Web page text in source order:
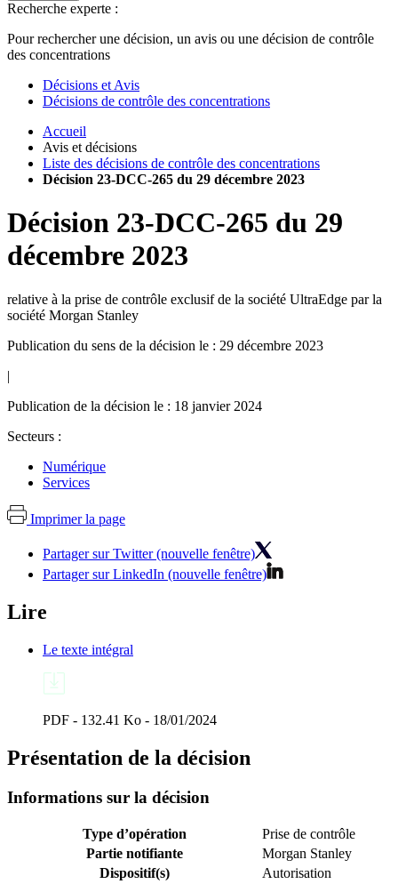
Recherche experte :
Pour rechercher une décision, un avis ou une décision de contrôle
des concentrations
Décisions et Avis
Décisions de contrôle des concentrations
Accueil
Avis et décisions
Liste des décisions de contrôle des concentrations
Décision 23-DCC-265 du 29 décembre 2023
Décision 23-DCC-265 du 29
décembre 2023
relative à la prise de contrôle exclusif de la société UltraEdge par la
société Morgan Stanley
Publication du sens de la décision le : 29 décembre 2023
|
Publication de la décision le : 18 janvier 2024
Secteurs :
Numérique
Services
Imprimer la page
Partager sur Twitter (nouvelle fenêtre)
Partager sur LinkedIn (nouvelle fenêtre)
Lire
Le texte intégral
PDF - 132.41 Ko - 18/01/2024
Présentation de la décision
Informations sur la décision
Type d’opération
Prise de contrôle
Partie notifiante
Morgan Stanley
Dispositif(s)
Autorisation